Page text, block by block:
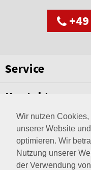
Wir nutzen
unserer Website
optimieren. Wir
Nutzung unserer
der Verwendung
Service
Kontakt
Weltweit setzen wir
nach innovativen